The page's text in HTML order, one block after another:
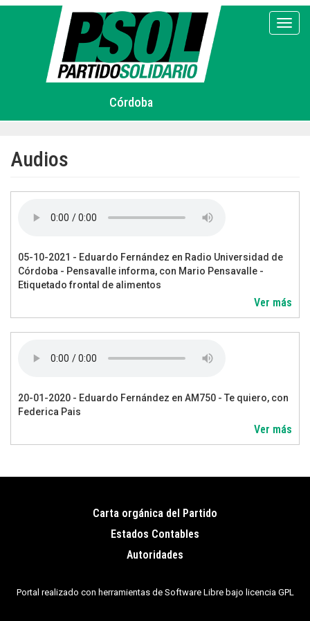
Pasar
Córdoba
Audios
05-10-2021 - Eduardo Fernández en Radio Universidad de
Córdoba - Pensavalle informa, con Mario Pensavalle -
Etiquetado frontal de alimentos
Ver más
20-01-2020 - Eduardo Fernández en AM750 - Te quiero, con
Federica Pais
Ver más
Pie
página
Carta orgánica del Partido
Estados Contables
Autoridades
Portal realizado con herramientas de Software Libre bajo licencia GPL